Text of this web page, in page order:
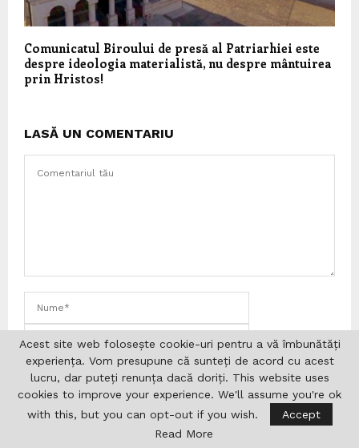
Comunicatul Biroului de presă al Patriarhiei este
despre ideologia materialistă, nu despre mântuirea
prin Hristos!
LASĂ UN COMENTARIU
Salvează-mi numele, e-mailul și site-ul web în acest
browser pentru data viitoare când comentez.
Acest site web folosește cookie-uri pentru a vă îmbunătăți
experiența. Vom presupune că sunteți de acord cu acest
lucru, dar puteți renunța dacă doriți. This website uses
cookies to improve your experience. We'll assume you're ok
with this, but you can opt-out if you wish.
Accept
Read More